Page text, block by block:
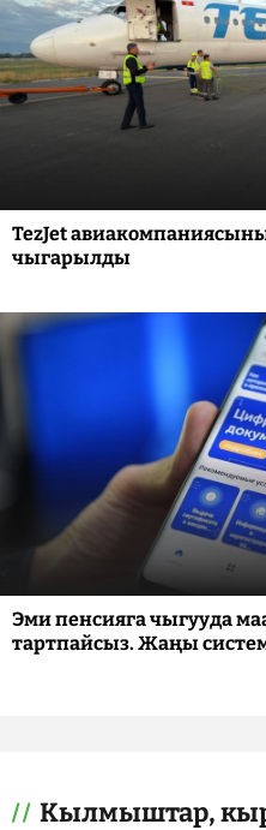
TezJet
чыгарылды
Эми пенсияга чыгууда
тартпайсыз. Жаңы
Кылмыштар,